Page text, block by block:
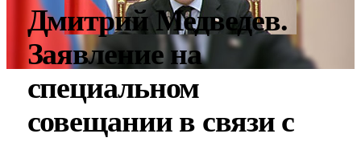
Дмитрий Медведев.
Заявление на
специальном
совещании в связи с